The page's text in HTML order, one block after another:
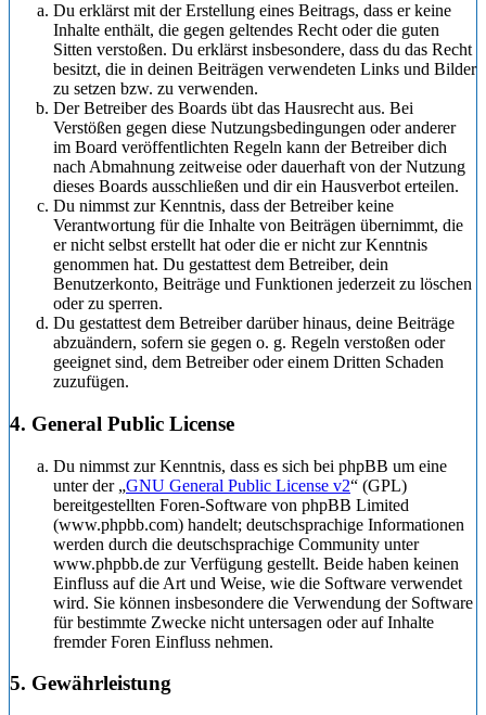
Du erklärst mit der Erstellung eines Beitrags, dass er keine
Inhalte enthält, die gegen geltendes Recht oder die guten
Sitten verstoßen. Du erklärst insbesondere, dass du das Recht
besitzt, die in deinen Beiträgen verwendeten Links und Bilder
zu setzen bzw. zu verwenden.
Der Betreiber des Boards übt das Hausrecht aus. Bei
Verstößen gegen diese Nutzungsbedingungen oder anderer
im Board veröffentlichten Regeln kann der Betreiber dich
nach Abmahnung zeitweise oder dauerhaft von der Nutzung
dieses Boards ausschließen und dir ein Hausverbot erteilen.
Du nimmst zur Kenntnis, dass der Betreiber keine
Verantwortung für die Inhalte von Beiträgen übernimmt, die
er nicht selbst erstellt hat oder die er nicht zur Kenntnis
genommen hat. Du gestattest dem Betreiber, dein
Benutzerkonto, Beiträge und Funktionen jederzeit zu löschen
oder zu sperren.
Du gestattest dem Betreiber darüber hinaus, deine Beiträge
abzuändern, sofern sie gegen o. g. Regeln verstoßen oder
geeignet sind, dem Betreiber oder einem Dritten Schaden
zuzufügen.
4. General Public License
Du nimmst zur Kenntnis, dass es sich bei phpBB um eine
unter der „GNU General Public License v2“ (GPL)
bereitgestellten Foren-Software von phpBB Limited
(www.phpbb.com) handelt; deutschsprachige Informationen
werden durch die deutschsprachige Community unter
www.phpbb.de zur Verfügung gestellt. Beide haben keinen
Einfluss auf die Art und Weise, wie die Software verwendet
wird. Sie können insbesondere die Verwendung der Software
für bestimmte Zwecke nicht untersagen oder auf Inhalte
fremder Foren Einfluss nehmen.
5. Gewährleistung